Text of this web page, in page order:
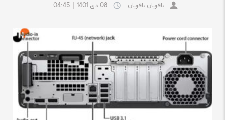
باقریان باقریان 08 دی 1401 04:45